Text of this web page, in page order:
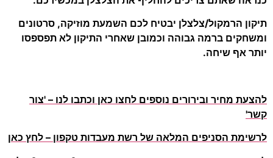
תיקון הרמקול/צלצלן יבטיח לכם השמעת מוזיקה, סרטונים
ומשחקים ברמה גבוהה וכמובן שאחרי התיקון לא תפספסו
יותר אף שיחה.
להצעת מחיר ובירורים נוספים לחצו כאן וכתבו לנו – 'צור
קשר'
לרשימת הסניפים המלאה של רשת מעבדות טקפון – לחץ כאן